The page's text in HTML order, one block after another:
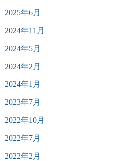
2025年6月
2024年11月
2024年5月
2024年2月
2024年1月
2023年7月
2022年10月
2022年7月
2022年2月